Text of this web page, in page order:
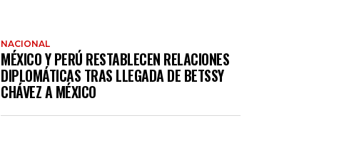
NACIONAL
MÉXICO Y PERÚ RESTABLECEN RELACIONES
DIPLOMÁTICAS TRAS LLEGADA DE BETSSY
CHÁVEZ A MÉXICO